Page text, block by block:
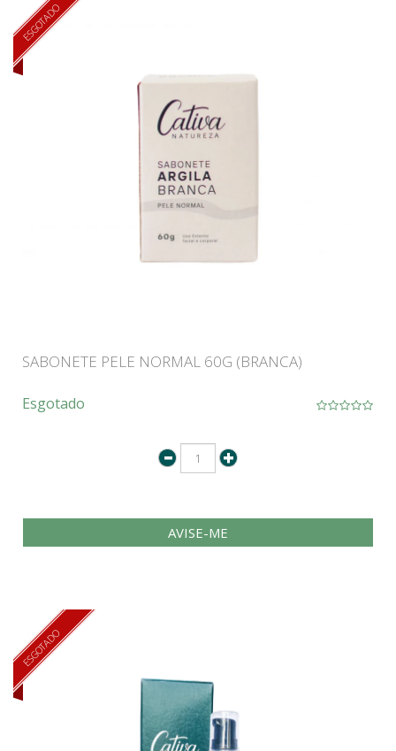
ESGOTADO
SABONETE PELE NORMAL 60G (BRANCA)
Esgotado
AVISE-ME
ESGOTADO